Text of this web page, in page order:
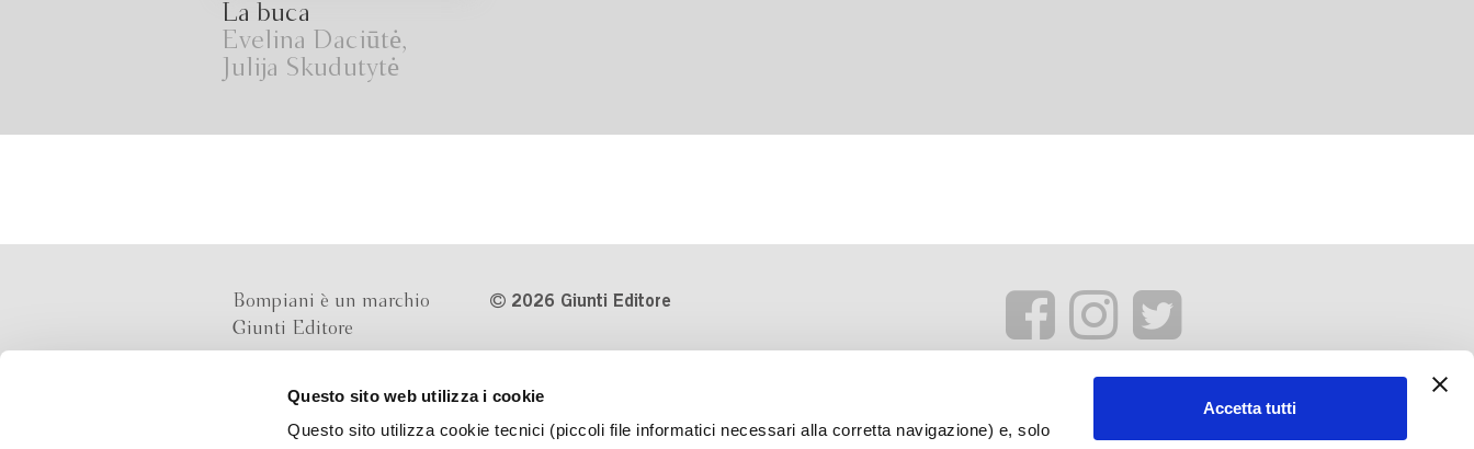
Questo sito web utilizza i cookie
Questo sito utilizza cookie tecnici (piccoli file informatici necessari alla corretta navigazione) e, solo
Accetta tutti
La buca
Evelina Daciūtė,
Julija Skudutytė
Bompiani è un marchio
Giunti Editore
Via Bolognese 165,
2026 Giunti Editore
Numero d'iscrizione al Registro